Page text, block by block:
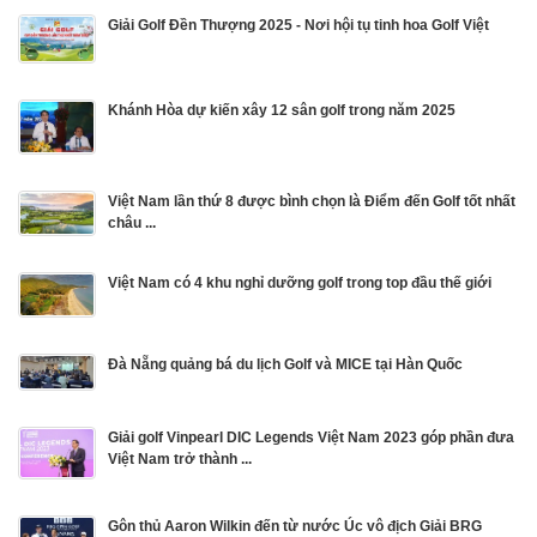
Giải Golf Đền Thượng 2025 - Nơi hội tụ tinh hoa Golf Việt
Khánh Hòa dự kiến xây 12 sân golf trong năm 2025
Việt Nam lần thứ 8 được bình chọn là Điểm đến Golf tốt nhất
châu ...
Việt Nam có 4 khu nghỉ dưỡng golf trong top đầu thế giới
Đà Nẵng quảng bá du lịch Golf và MICE tại Hàn Quốc
Giải golf Vinpearl DIC Legends Việt Nam 2023 góp phần đưa
Việt Nam trở thành ...
Gôn thủ Aaron Wilkin đến từ nước Úc vô địch Giải BRG